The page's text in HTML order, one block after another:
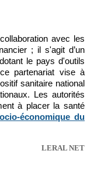
avec les
; il s'agit d’un
le pays d'outils
partenariat vise à
sanitaire national
Les autorités
à placer la santé
économique du
LERAL NET